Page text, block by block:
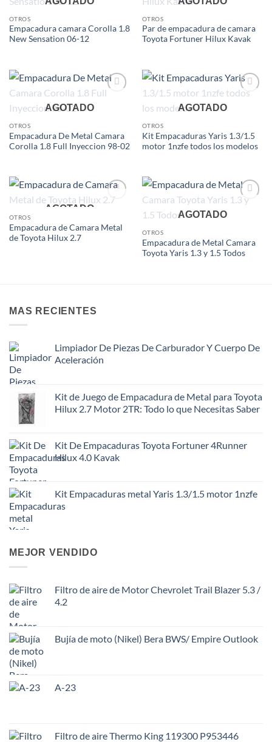
OTROS
Empacadura camara Corolla 1.8
New Sensation 06-12
OTROS
Par de empacadura de camara
Toyota Fortuner Hilux Kavak
AGOTADO
OTROS
Empacadura De Metal Camara
Corolla 1.8 Full Inyeccion 98-02
AGOTADO
OTROS
Kit Empacaduras Yaris 1.3/1.5
motor 1nzfe todos los modelos
AGOTADO
OTROS
Empacadura de Camara Metal
de Toyota Hilux 2.7
Add to
AGOTADO
OTROS
Empacadura de Metal Camara
Toyota Yaris 1.3 y 1.5 Todos
MAS RECIENTES
Limpiador De Piezas De Carburador Y Cuerpo De
Aceleración
Kit de Juego de Empacadura de Metal para Toyota
Hilux 2.7 Motor 2TR: Todo lo que Necesitas Saber
Kit De Empacaduras Toyota Fortuner 4Runner
Hilux 4.0 Kavak
Kit Empacaduras metal Yaris 1.3/1.5 motor 1nzfe
MEJOR VENDIDO
Filtro de aire de Motor Chevrolet Trail Blazer 5.3 /
4.2
Bujía de moto (Nikel) Bera BWS/ Empire Outlook
A-23
Filtro de aire Thermo King 119300 P953446